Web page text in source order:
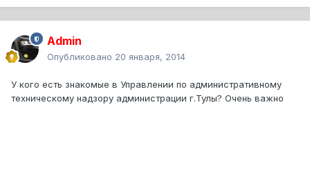
Admin
Опубликовано 20 января, 2014
У кого есть знакомые в Управлении по административному
техническому надзору администрации г.Тулы? Очень важно